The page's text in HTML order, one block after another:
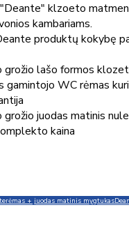
klzoeto
kambariams.
produktų kokybę
grožio lašo formos
gamintojo WC rėmas
grožio juodas matinis
kaina
rėmas + juodas matinis mygtukas